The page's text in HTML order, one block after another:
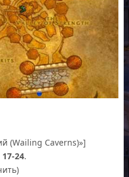
(Wailing Caverns)»]
24.